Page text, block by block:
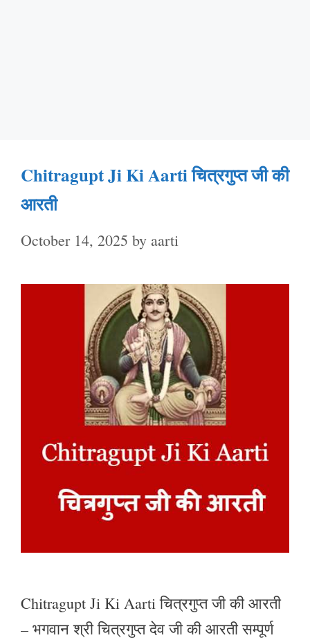
Chitragupt Ji Ki Aarti चित्रगुप्त जी की
आरती
October 14, 2025 by aarti
Chitragupt Ji Ki Aarti चित्रगुप्त जी की आरती
– भगवान श्री चित्रगुप्त देव जी की आरती सम्पूर्ण